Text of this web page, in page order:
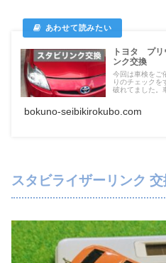
トヨタ プリ
ンク交換
今回は車検をご
りのチェックを
破れてました。
bokuno-seibikirokubo.com
スタビライザーリンク 交